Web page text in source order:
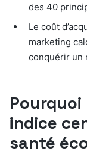
des 40
Le coût
marketing
conquérir un
Pourquoi
indice
santé